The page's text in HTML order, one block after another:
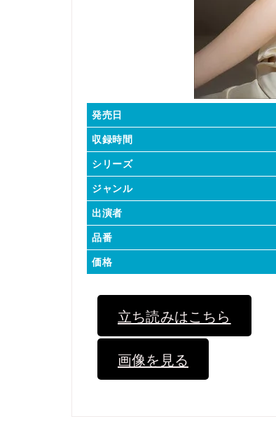
発売日
収録時間
シリーズ
ジャンル
出演者
品番
価格
立ち読みはこちら
画像を見る